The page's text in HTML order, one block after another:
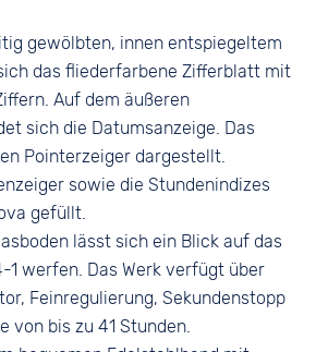
gewölbten, innen entspiegeltem
das fliederfarbene Zifferblatt mit
Auf dem äußeren
sich die Datumsanzeige. Das
Pointerzeiger dargestellt.
sowie die Stundenindizes
gefüllt.
lässt sich ein Blick auf das
1 werfen. Das Werk verfügt über
Feinregulierung, Sekundenstopp
von bis zu 41 Stunden.